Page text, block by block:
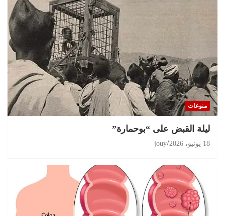
منوعات
ليلة القبض على “بوحمارة”
18 يونيو، 2026 jouy